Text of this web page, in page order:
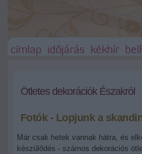
címlap időjárás kékhír
Ötletes dekorációk Északról
Fotók - Lopjunk a
Már csak hetek vannak hátra, és
készülődés - számos dekorációs